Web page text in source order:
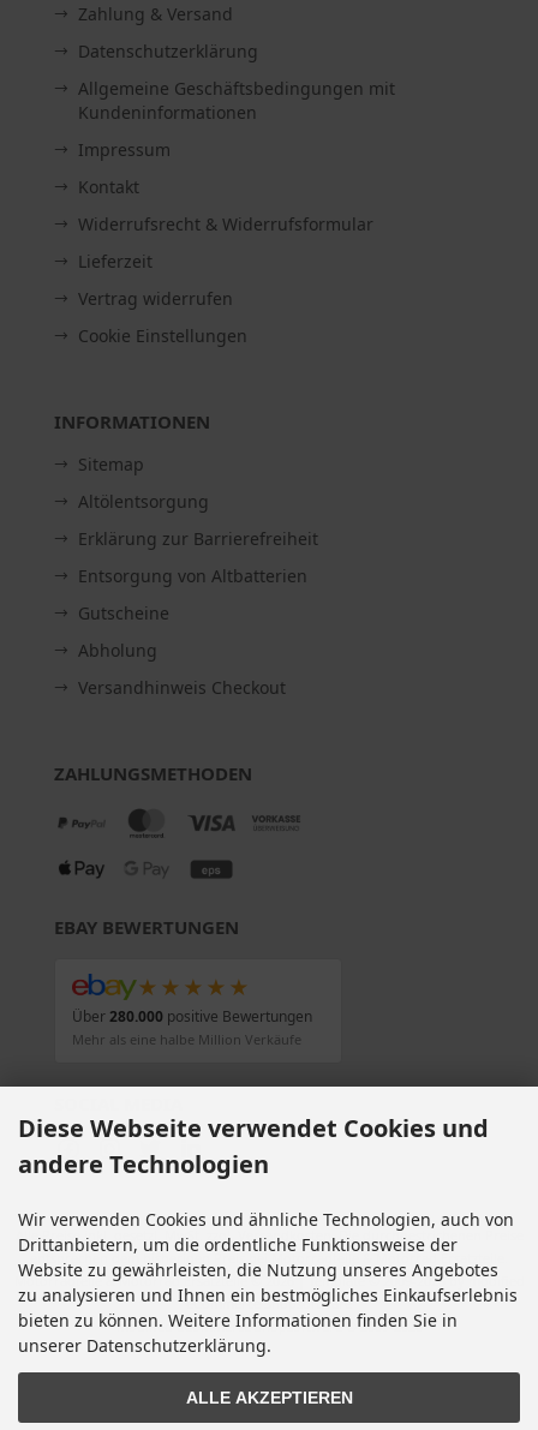
Zahlung & Versand
Datenschutzerklärung
Allgemeine Geschäftsbedingungen mit
Kundeninformationen
Impressum
Kontakt
Widerrufsrecht & Widerrufsformular
Lieferzeit
Vertrag widerrufen
Cookie Einstellungen
INFORMATIONEN
Sitemap
Altölentsorgung
Erklärung zur Barrierefreiheit
Entsorgung von Altbatterien
Gutscheine
Abholung
Versandhinweis Checkout
ZAHLUNGSMETHODEN
EBAY BEWERTUNGEN
★★★★★
Über280.000 positive Bewertungen
Mehr als eine halbe Million Verkäufe
Alle Preise inkl. gesetzl. MwSt. zzgl. Versandkosten . Die durchgestrichenen Preise
entsprechen dem bisherigen Preis bei Motorradteile & Motorrad Ersatzteile.
Motorradteile & Motorrad Ersatzteile © 2026 | Template © 2009-2026 by modified
eCommerce Shopsoftware
modified eCommerce Shopsoftware © 2009-2026
Diese Webseite verwendet Cookies und
andere Technologien
Wir verwenden Cookies und ähnliche Technologien, auch von
Drittanbietern, um die ordentliche Funktionsweise der
Website zu gewährleisten, die Nutzung unseres Angebotes
zu analysieren und Ihnen ein bestmögliches Einkaufserlebnis
bieten zu können. Weitere Informationen finden Sie in
unserer Datenschutzerklärung.
ALLE AKZEPTIEREN